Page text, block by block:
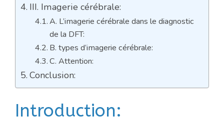
III. Imagerie cérébrale:
A. L’imagerie cérébrale dans le diagnostic
de la DFT:
B. types d’imagerie cérébrale:
C. Attention:
Conclusion:
Introduction: